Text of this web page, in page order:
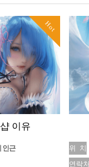
Hot
이유
인근
위 치
연락처